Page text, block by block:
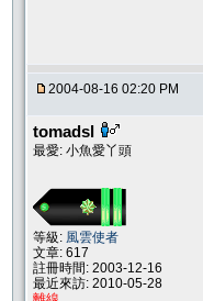
2004-08-16 02:20 PM
tomadsl
最愛: 小魚愛丫頭
等級: 風雲使者
文章: 617
註冊時間: 2003-12-16
最近來訪: 2010-05-28